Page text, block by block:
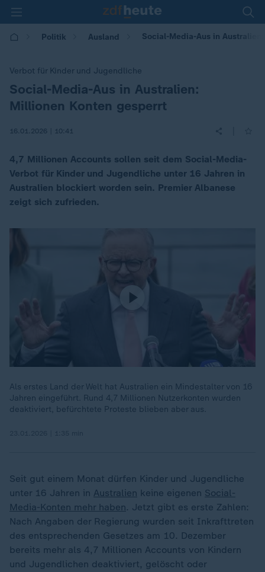
Politik Ausland Social-Media-Aus in
Verbot für Kinder und Jugendliche
:
Social-Media-Aus in Australien:
Millionen Konten gesperrt
16.01.2026 | 10:41
4,7 Millionen Accounts sollen seit dem Social-Media-
Verbot für Kinder und Jugendliche unter 16 Jahren in
Australien blockiert worden sein. Premier Albanese
zeigt sich zufrieden.
Als erstes Land der Welt hat Australien ein Mindestalter von 16
Jahren eingeführt. Rund 4,7 Millionen Nutzerkonten wurden
deaktiviert, befürchtete Proteste blieben aber aus.
Seit gut einem Monat dürfen Kinder und Jugendliche
unter 16 Jahren in Australien keine eigenen Social-
Media-Konten mehr haben. Jetzt gibt es erste Zahlen:
Nach Angaben der Regierung wurden seit Inkrafttreten
des entsprechenden Gesetzes am 10. Dezember
bereits mehr als 4,7 Millionen Accounts von Kindern
und Jugendlichen deaktiviert, gelöscht oder